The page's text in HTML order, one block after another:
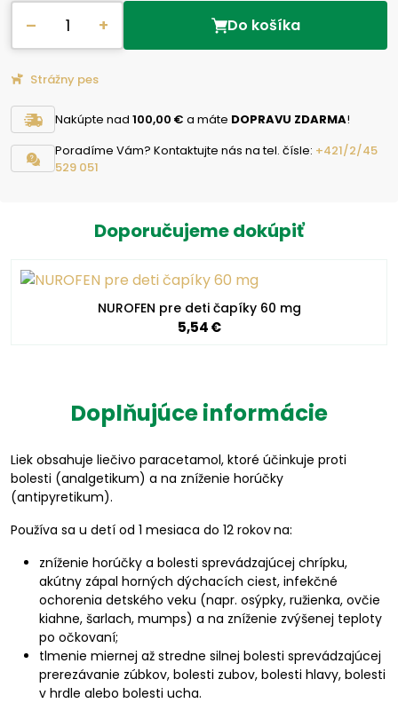
– + Do košíka
Strážny pes
Nakúpte nad 100,00 € a máte DOPRAVU ZDARMA!
Poradíme Vám? Kontaktujte nás na tel. čísle: +421/2/45
529 051
Doporučujeme dokúpiť
NUROFEN pre deti čapíky 60 mg
5,54 €
Doplňujúce informácie
Liek obsahuje liečivo paracetamol, ktoré účinkuje proti
bolesti (analgetikum) a na zníženie horúčky
(antipyretikum).
Používa sa u detí od 1 mesiaca do 12 rokovna:
zníženie horúčky a bolesti sprevádzajúcej chrípku,
akútny zápal horných dýchacích ciest, infekčné
ochorenia detského veku (napr. osýpky, ružienka, ovčie
kiahne, šarlach, mumps) a na zníženie zvýšenej teploty
po očkovaní;
tlmenie miernej až stredne silnej bolesti sprevádzajúcej
prerezávanie zúbkov, bolesti zubov, bolesti hlavy, bolesti
v hrdle alebo bolesti ucha.